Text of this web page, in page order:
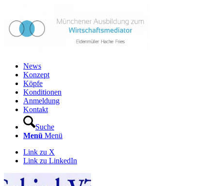
News
Konzept
Köpfe
Konditionen
Anmeldung
Kontakt
Suche
Menü Menü
Link zu X
Link zu LinkedIn